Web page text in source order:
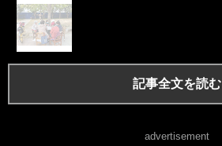
記事全文を読む
advertisement